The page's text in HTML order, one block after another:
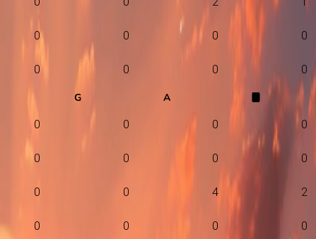
0 0 0 0
0 0 0 0
G
A
0 0 0 0
0 0 0 0
0 0 4 2
0 0 0 0